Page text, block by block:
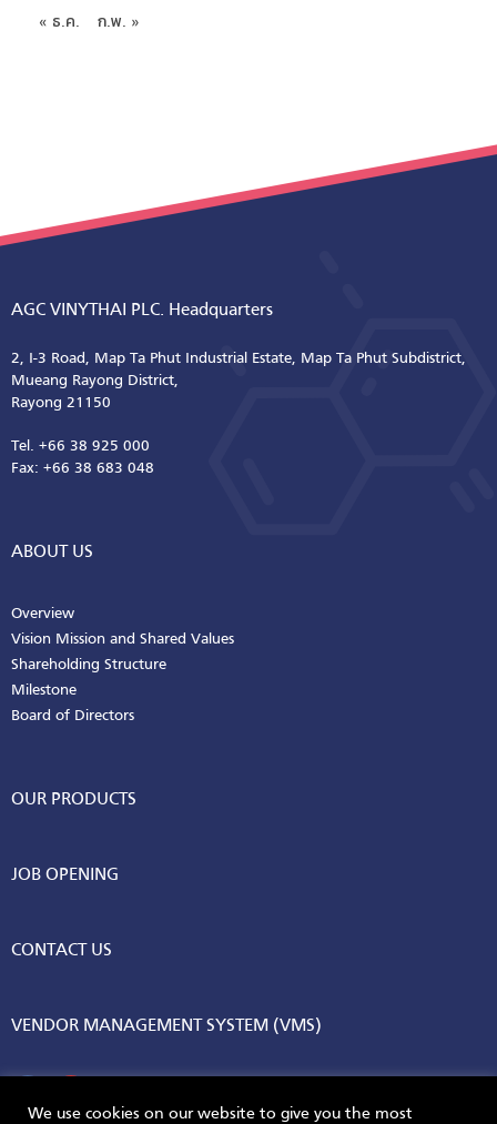
« ธ.ค. ก.พ. »
AGC VINYTHAI PLC. Headquarters
2, I-3 Road, Map Ta Phut Industrial Estate, Map Ta Phut Subdistrict,
Mueang Rayong District,
Rayong 21150
Tel. +66 38 925 000
Fax: +66 38 683 048
ABOUT US
Overview
Vision Mission and Shared Values
Shareholding Structure
Milestone
Board of Directors
OUR PRODUCTS
JOB OPENING
CONTACT US
VENDOR MANAGEMENT SYSTEM (VMS)
We use cookies on our website to give you the most